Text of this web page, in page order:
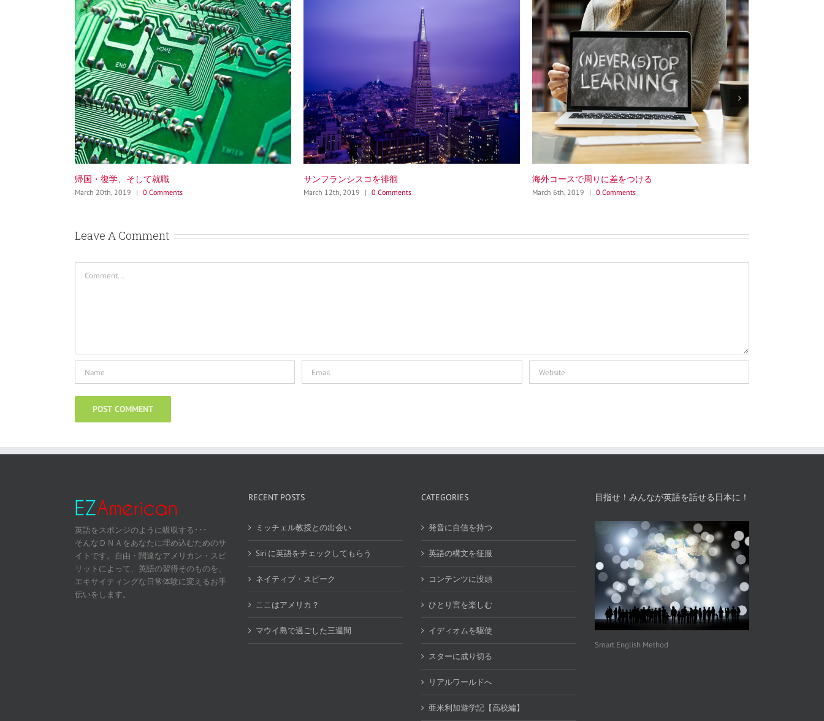
サンフランシスコを徘徊
March 12th, 2019 | 0 Comments
海外コースで周りに差をつける
March 6th, 2019 0 Comments
グランド・キャニオン
March 5th, 2019 | 0 Comments
Leave A Comment
英語をスポンジのように吸収する･･･
そんなＤＮＡをあなたに埋め込むためのサ
イトです。自由・闊達なアメリカン・スピ
リットによって、英語の習得そのものを、
エキサイティングな日常体験に変えるお手
伝いをします。
RECENT POSTS
ミッチェル教授との出会い
Siri に英語をチェックしてもらう
ネイティブ・スピーク
ここはアメリカ？
マウイ島で過ごした三週間
CATEGORIES
発音に自信を持つ
英語の構文を征服
コンテンツに没頭
ひとり言を楽しむ
イディオムを駆使
スターに成り切る
リアルワールドへ
亜米利加遊学記【高校編】
目指せ！みんなが英語を話せる日本に！
Smart English Method